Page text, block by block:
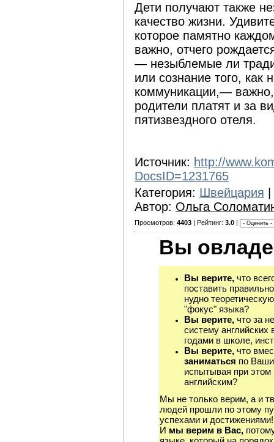
Дети получают также
качество жизни.
которое памятно
важно, отчего
— незыблемые ли
или сознание того,
коммуникации,— важно,
родители платят и за
пятизвездного отеля.
Источник: http://
DocsID=1231765
Категория: Швейцария
Автор: Ольга
Просмотров: 4403 | Рейтинг: 3.0
Вы
Вы верите, что
поставить
нудно
"фокус" языка?
Вы верите, что за
систему
годами в школе,
Вы верите, что
заниматься по
испытывая при этом
английским?
Мы не только верим, а и
людей прошли по этому
успехами и достижениями!
И мы верим в Вас,